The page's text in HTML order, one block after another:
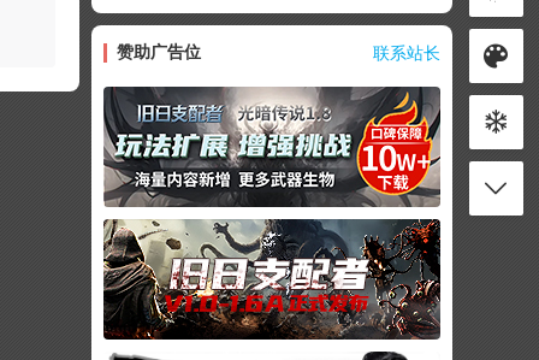
赞助广告位 联系站长